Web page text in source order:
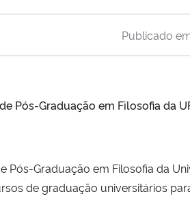
Publicado
Pós-Graduação em Filosofia da
Graduação em Filosofia da
de graduação universitários